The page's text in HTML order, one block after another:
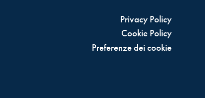
Privacy Policy
Cookie Policy
Preferenze dei cookie